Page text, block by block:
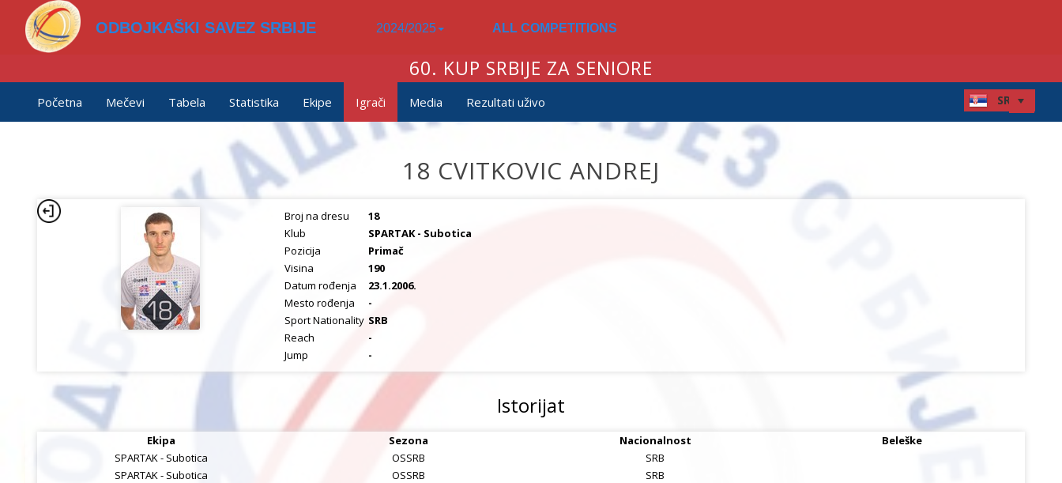
ODBOJKAŠKI SAVEZ SRBIJE 2024/2025 ALL COMPETITIONS
60. KUP SRBIJE ZA SENIORE
Početna Mečevi Tabela Statistika Ekipe Igrači Media Rezultati uživo
18 CVITKOVIC ANDREJ
Broj na dresu
18
Klub
SPARTAK - Subotica
Pozicija
Primač
Visina
190
Datum rođenja
23.1.2006.
Mesto rođenja
-
Sport Nationality SRB
Reach
-
Jump
-
Istorijat
Ekipa Sezona Nacionalnost
Beleške
SPARTAK - Subotica
OSSRB
SRB
SPARTAK - Subotica
OSSRB
SRB